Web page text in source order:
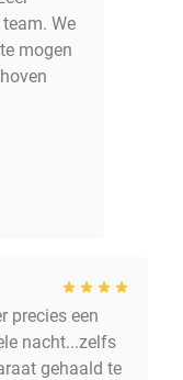
We
mogen
precies een
nacht...zelfs
gehaald te